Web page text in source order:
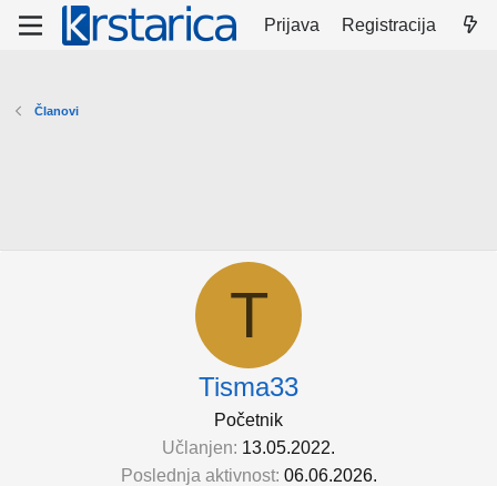
Prijava Registracija
Članovi
T
Tisma33
Početnik
Učlanjen 13.05.2022.
Poslednja aktivnost 06.06.2026.